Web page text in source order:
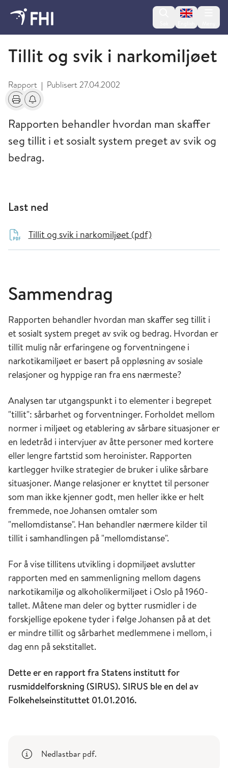
Change
2009 og eldre publikasjoner fra FHI
Tillit og svik i narkomiljøet
Rapport | Publisert27.04.2002
Skriv utFå varsel om endringer
Rapporten behandler hvordan man skaffer
seg tillit i et sosialt system preget av svik og
bedrag.
Last ned
Tillit og svik i narkomiljøet (pdf)
Sammendrag
Rapporten behandler hvordan man skaffer seg tillit i
et sosialt system preget av svik og bedrag. Hvordan er
tillit mulig når erfaringene og forventningene i
narkotikamiljøet er basert på oppløsning av sosiale
relasjoner og hyppige ran fra ens nærmeste?
Analysen tar utgangspunkt i to elementer i begrepet
"tillit": sårbarhet og forventninger. Forholdet mellom
normer i miljøet og etablering av sårbare situasjoner er
en ledetråd i intervjuer av åtte personer med kortere
eller lengre fartstid som heroinister. Rapporten
kartlegger hvilke strategier de bruker i ulike sårbare
situasjoner. Mange relasjoner er knyttet til personer
som man ikke kjenner godt, men heller ikke er helt
fremmede, noe Johansen omtaler som
"mellomdistanse". Han behandler nærmere kilder til
tillit i samhandlingen på "mellomdistanse".
For å vise tillitens utvikling i dopmiljøet avslutter
rapporten med en sammenligning mellom dagens
narkotikamiljø og alkoholikermiljøet i Oslo på 1960-
tallet. Måtene man deler og bytter rusmidler i de
forskjellige epokene tyder i følge Johansen på at det
er mindre tillit og sårbarhet medlemmene i mellom, i
dag enn på sekstitallet.
Dette er en rapport fra Statens institutt for
rusmiddelforskning (SIRUS). SIRUS ble en del av
Folkehelseinstituttet 01.01.2016.
Nedlastbar pdf.